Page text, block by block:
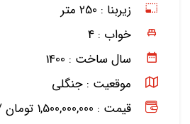
زیربنا : 250 متر
خواب : 4
سال ساخت : 1400
موقعیت : جنگلی
قیمت : 1,500,000,000 تومان /